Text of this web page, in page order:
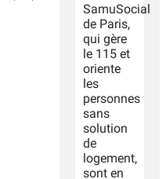
SamuSocial
de Paris,
qui gère
le 115 et
oriente
les
personnes
sans
solution
de
logement,
sont en